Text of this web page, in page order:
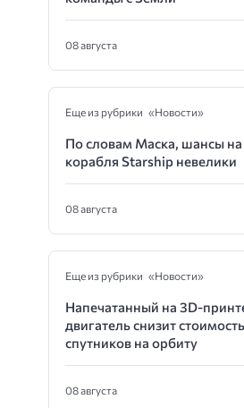
08 августа
Еще из рубрики «Новости»
По словам Маска, шансы на
корабля Starship невелики
08 августа
Еще из рубрики «Новости»
Напечатанный на 3D-
двигатель снизит
спутников на орбиту
08 августа